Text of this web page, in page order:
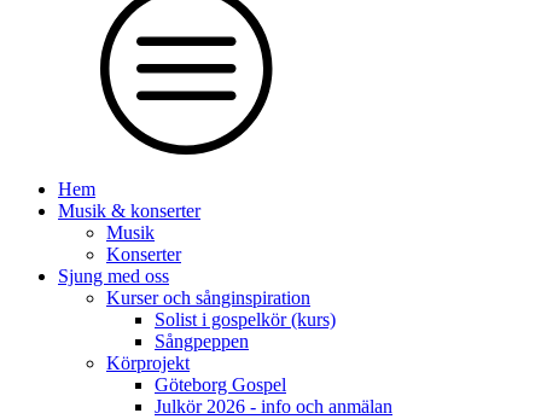
Hem
Musik & konserter
Musik
Konserter
Sjung med oss
Kurser och sånginspiration
Solist i gospelkör (kurs)
Sångpeppen
Körprojekt
Göteborg Gospel
Julkör 2026 - info och anmälan